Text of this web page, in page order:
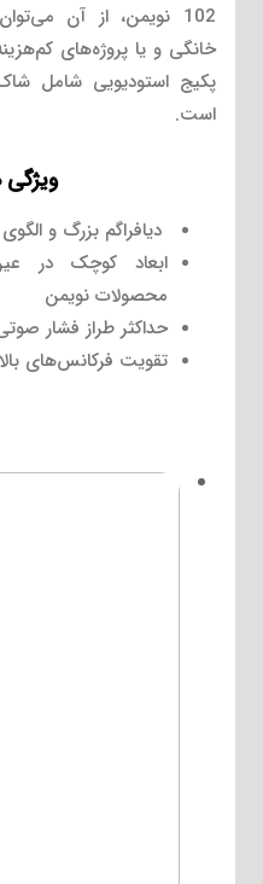
102 نویمن، از آن
خانگی و یا پروژه‌های
است.
دیافراگم بزرگ و
ابعاد کوچک در
محصولات نویمن
حداکثر طراز فشار
تقویت فرکانس‌های بالاتر از 6